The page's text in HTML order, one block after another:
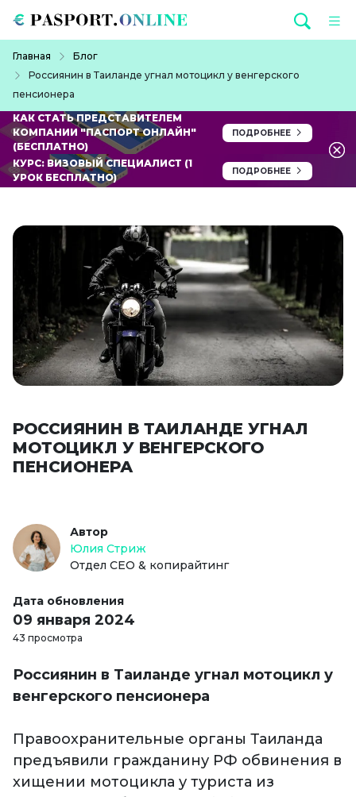
Главная
Блог
Россиянин в Таиланде угнал мотоцикл у венгерского
пенсионера
КАК СТАТЬ ПРЕДСТАВИТЕЛЕМ
КОМПАНИИ "ПАСПОРТ ОНЛАЙН"
(БЕСПЛАТНО)
ПОДРОБНЕЕ
КУРС: ВИЗОВЫЙ СПЕЦИАЛИСТ (1
УРОК БЕСПЛАТНО)
ПОДРОБНЕЕ
РОССИЯНИН В ТАИЛАНДЕ УГНАЛ
МОТОЦИКЛ У ВЕНГЕРСКОГО
ПЕНСИОНЕРА
Автор
Юлия Стриж
Отдел СЕО & копирайтинг
Дата обновления
09 января 2024
43 просмотра
Россиянин в Таиланде угнал мотоцикл у
венгерского пенсионера
Правоохранительные органы Таиланда
предъявили гражданину РФ обвинения в
хищении мотоцикла у туриста из